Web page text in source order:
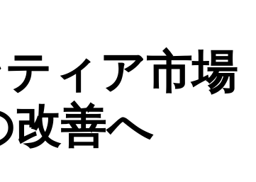
ィア市場
改善へ